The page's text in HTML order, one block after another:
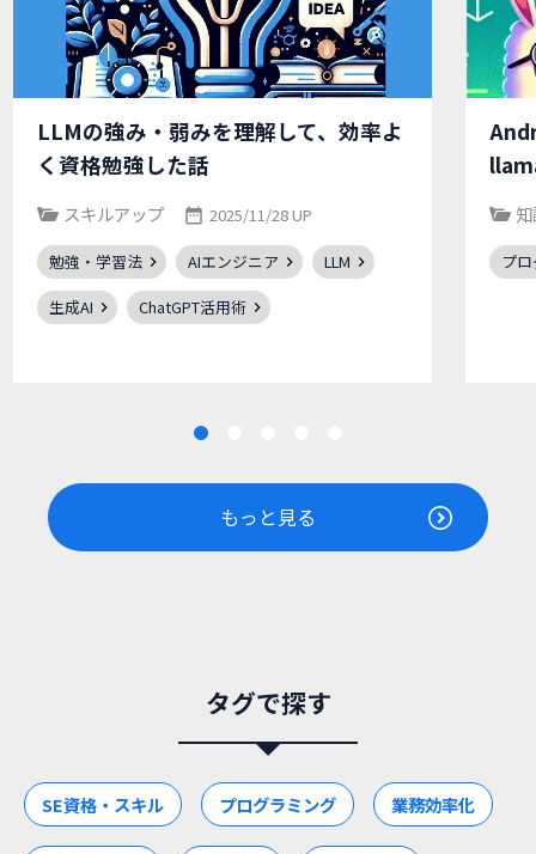
LLMの強み・弱みを理解して、効率よ
く資格勉強した話
スキルアップ 2025/11/28 UP
勉強・学習法 AIエンジニア
LLM
生成AI
ChatGPT活用術
プ
もっと見る
タグで探す
SE資格・スキル プログラミング 業務効率化